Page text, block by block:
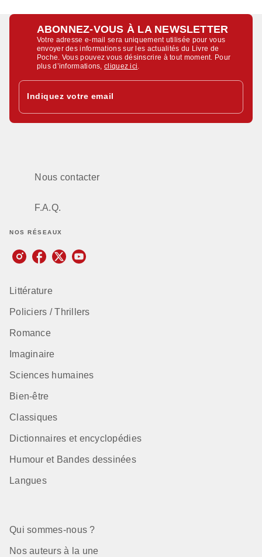
ABONNEZ-VOUS À LA NEWSLETTER
Votre adresse e-mail sera uniquement utilisée pour vous
envoyer des informations sur les actualités du Livre de
Poche. Vous pouvez vous désinscrire à tout moment. Pour
plus d’informations,cliquez ici
Indiquez votre email
Nous contacter
F.A.Q.
NOS RÉSEAUX
Littérature
Policiers / Thrillers
Romance
Imaginaire
Sciences humaines
Bien-être
Classiques
Dictionnaires et encyclopédies
Humour et Bandes dessinées
Langues
Qui sommes-nous ?
Nos auteurs à la une